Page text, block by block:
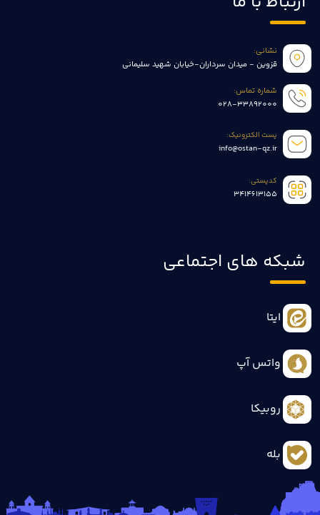
نشانی:
قزوین - میدان سرداران-خیابان شهید سلیمانی
شماره تماس:
028-33892000
پست الکترونیک:
info@ostan-qz.ir
کدپستی:
3414613155
شبکه های اجتماعی
ایتا
واتس آپ
روبیکا
بله